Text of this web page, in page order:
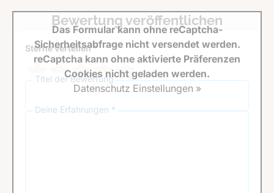
Bewertung veröffentlichen
Sterne verteilen *
Titel der Bewertung
Deine Erfahrungen *
Das Formular kann ohne reCaptcha-
Sicherheitsabfrage nicht versendet werden.
reCaptcha kann ohne aktivierte Präferenzen
Cookies nicht geladen werden.
Datenschutz Einstellungen »